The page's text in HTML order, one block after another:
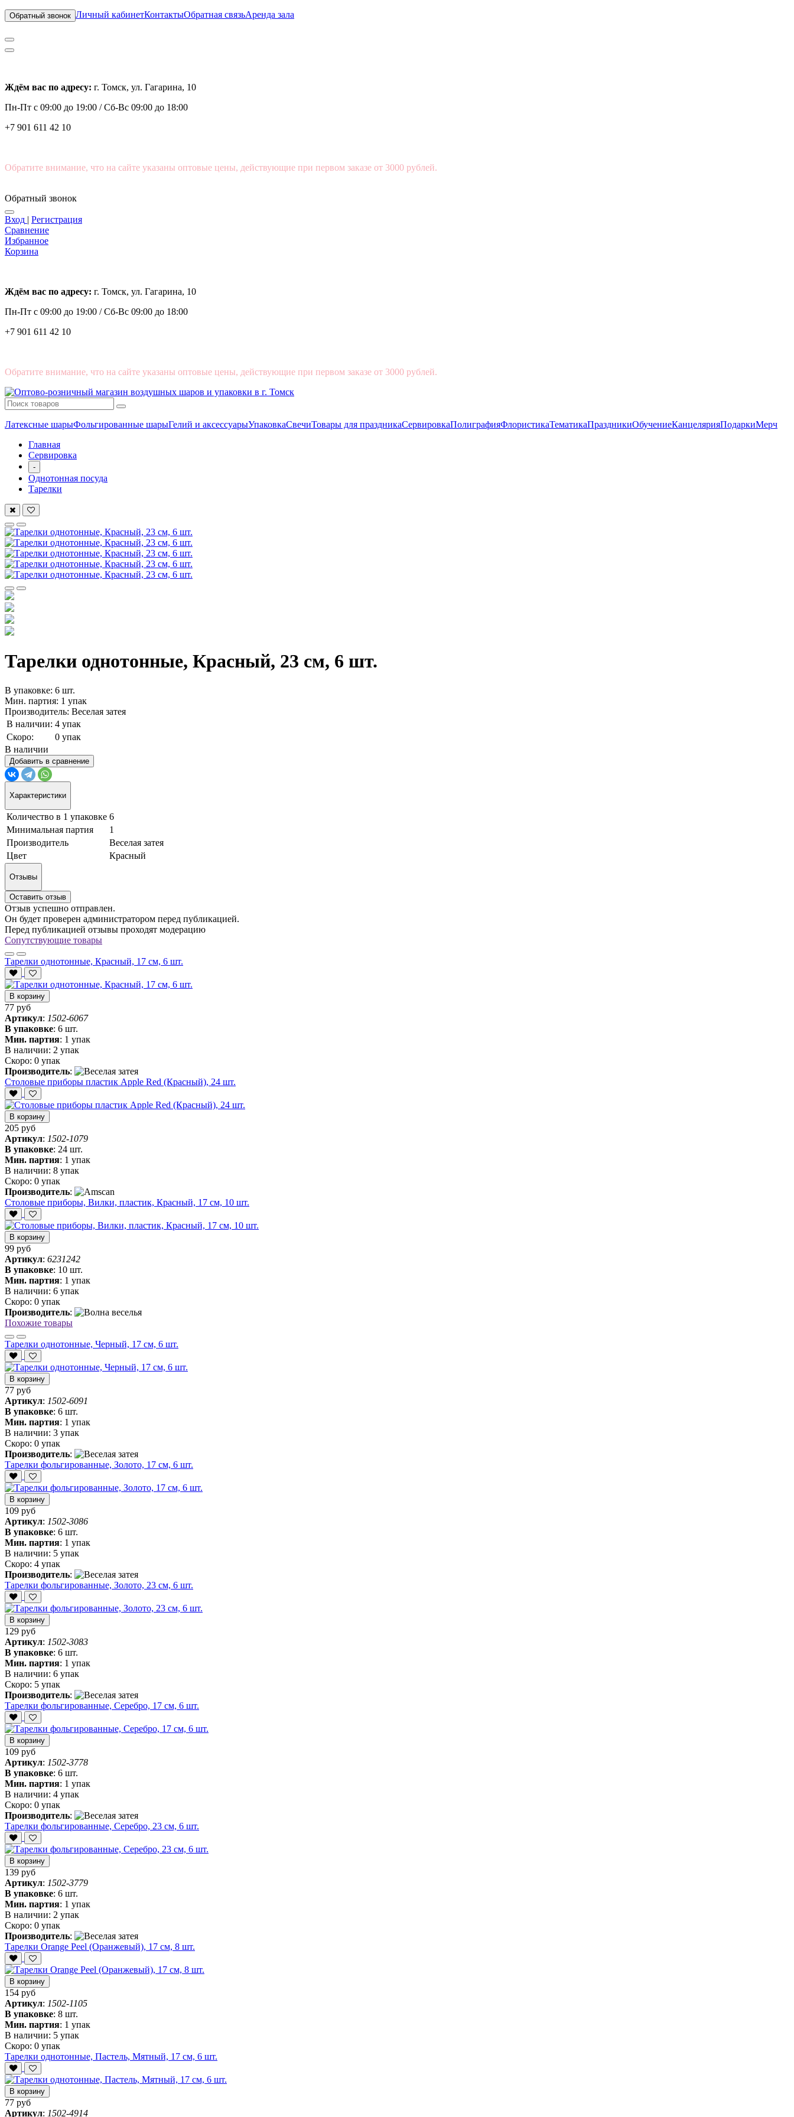
Обратный звонок Личный кабинетКонтактыОбратная связьАренда зала
Ждём вас по адресу: г. Томск, ул. Гагарина, 10
Пн-Пт с 09:00 до 19:00 /Сб-Вс 09:00 до 18:00
+7 901 611 42 10
Обратите внимание, что на сайте указаны оптовые цены, действующие при первом заказе от 3000 рублей.
Обратный звонок
Вход | Регистрация
Сравнение
Избранное
Корзина
Ждём вас по адресу: г. Томск, ул. Гагарина, 10
Пн-Пт с 09:00 до 19:00 /Сб-Вс 09:00 до 18:00
+7 901 611 42 10
Обратите внимание, что на сайте указаны оптовые цены, действующие при первом заказе от 3000 рублей.
Латексные шарыФольгированные шарыГелий и аксессуарыУпаковкаСвечиТовары для праздникаСервировкаПолиграфияФлористикаТематикаПраздникиОбучениеКанцелярияПодаркиМерч
Главная
Сервировка
-
Однотонная посуда
Тарелки
Тарелки однотонные, Красный, 23 см, 6 шт.
В упаковке: 6 шт.
Мин. партия: 1 упак
Производитель: Веселая затея
В наличии: 4 упак
Скоро:
0 упак
В наличии
Добавить в сравнение
Характеристики
Количество в 1 упаковке 6
Минимальная партия
1
Производитель
Веселая затея
Цвет
Красный
Отзывы
Оставить отзыв
Отзыв успешно отправлен.
Он будет проверен администратором перед публикацией.
Перед публикацией отзывы проходят модерацию
Сопутствующие товары
Тарелки однотонные, Красный, 17 см, 6 шт.
В корзину
77 руб
Артикул: 1502-6067
В упаковке: 6 шт.
Мин. партия: 1 упак
В наличии: 2 упак
Скоро: 0 упак
Производитель:
Столовые приборы пластик Apple Red (Красный), 24 шт.
В корзину
205 руб
Артикул: 1502-1079
В упаковке: 24 шт.
Мин. партия: 1 упак
В наличии: 8 упак
Скоро: 0 упак
Производитель:
Столовые приборы, Вилки, пластик, Красный, 17 см, 10 шт.
В корзину
99 руб
Артикул: 6231242
В упаковке: 10 шт.
Мин. партия: 1 упак
В наличии: 6 упак
Скоро: 0 упак
Производитель:
Похожие товары
Тарелки однотонные, Черный, 17 см, 6 шт.
В корзину
77 руб
Артикул: 1502-6091
В упаковке: 6 шт.
Мин. партия: 1 упак
В наличии: 3 упак
Скоро: 0 упак
Производитель:
Тарелки фольгированные, Золото, 17 см, 6 шт.
В корзину
109 руб
Артикул: 1502-3086
В упаковке: 6 шт.
Мин. партия: 1 упак
В наличии: 5 упак
Скоро: 4 упак
Производитель:
Тарелки фольгированные, Золото, 23 см, 6 шт.
В корзину
129 руб
Артикул: 1502-3083
В упаковке: 6 шт.
Мин. партия: 1 упак
В наличии: 6 упак
Скоро: 5 упак
Производитель:
Тарелки фольгированные, Серебро, 17 см, 6 шт.
В корзину
109 руб
Артикул: 1502-3778
В упаковке: 6 шт.
Мин. партия: 1 упак
В наличии: 4 упак
Скоро: 0 упак
Производитель:
Тарелки фольгированные, Серебро, 23 см, 6 шт.
В корзину
139 руб
Артикул: 1502-3779
В упаковке: 6 шт.
Мин. партия: 1 упак
В наличии: 2 упак
Скоро: 0 упак
Производитель:
Тарелки Orange Peel (Оранжевый), 17 см, 8 шт.
В корзину
154 руб
Артикул: 1502-1105
В упаковке: 8 шт.
Мин. партия: 1 упак
В наличии: 5 упак
Скоро: 0 упак
Тарелки однотонные, Пастель, Мятный, 17 см, 6 шт.
В корзину
77 руб
Артикул: 1502-4914